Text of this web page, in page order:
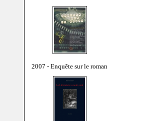
2007 - Enquête sur le roman